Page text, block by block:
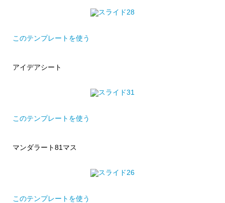
このテンプレートを使う
アイデアシート
このテンプレートを使う
マンダラート81マス
このテンプレートを使う